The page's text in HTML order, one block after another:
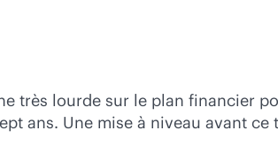
très lourde sur le plan financier
ans. Une mise à niveau avant ce